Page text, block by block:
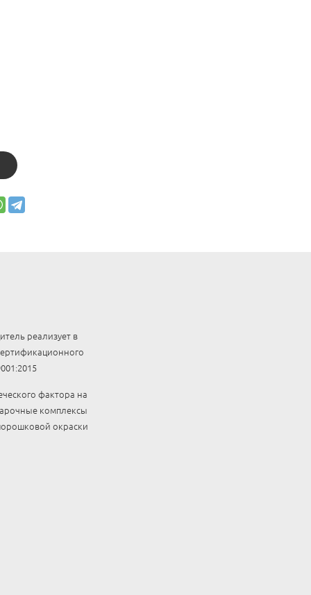
реализует в
фактора на
комплексы
окраски